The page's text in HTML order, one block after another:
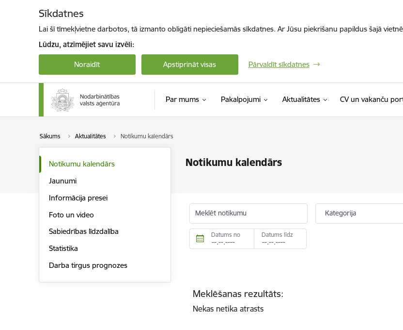
Sīkdatnes
Lai šī tīmekļvietne darbotos, tā izmanto obligāti nepieciešamās sīkdatnes. Ar Jūsu piekrišanu papildus šajā
Lūdzu, atzīmējiet savu izvēli:
Noraidīt Apstiprināt visas Pārvaldīt sīkdatnes
Par mums Pakalpojumi Aktualitātes CV un vakanču
Sākums Aktualitātes Notikumu kalendārs
Notikumu kalendārs
Notikumu kalendārs
Jaunumi
Informācija presei
Foto un video
Sabiedrības līdzdalība
Statistika
Darba tirgus prognozes
Meklēt notikumu Kategorija
Datums no Datums līdz
Meklēšanas rezultāts:
Nekas netika atrasts